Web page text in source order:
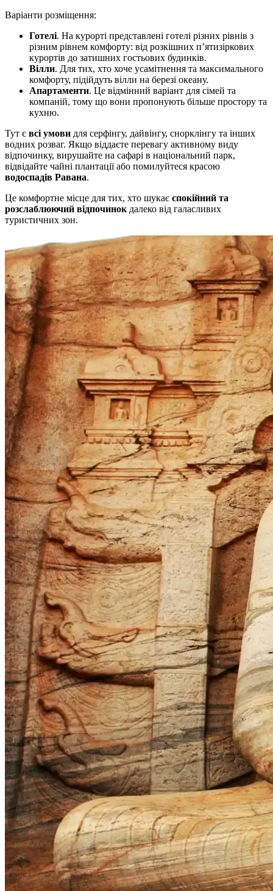
Варіанти розміщення:
Готелі. На курорті представлені готелі різних рівнів з
різним рівнем комфорту: від розкішних п’ятизіркових
курортів до затишних гостьових будинків.
Вілли. Для тих, хто хоче усамітнення та максимального
комфорту, підійдуть вілли на березі океану.
Апартаменти. Це відмінний варіант для сімей та
компаній, тому що вони пропонують більше простору та
кухню.
Тут є всі умови для серфінгу, дайвінгу, снорклінгу та інших
водних розваг. Якщо віддаєте перевагу активному виду
відпочинку, вирушайте на сафарі в національний парк,
відвідайте чайні плантації або помилуйтеся красою
водоспадів Равана.
Це комфортне місце для тих, хто шукає спокійний та
розслаблюючий відпочинок далеко від галасливих
туристичних зон.